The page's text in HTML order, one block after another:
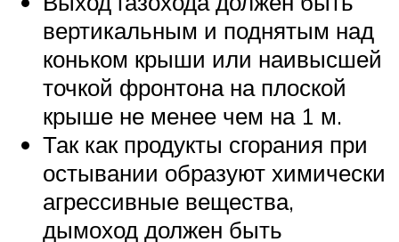
вертикальным и поднятым над
коньком крыши или наивысшей
точкой фронтона на плоской
крыше не менее чем на 1 м.
Так как продукты сгорания при
остывании образуют химически
агрессивные вещества,
дымоход должен быть